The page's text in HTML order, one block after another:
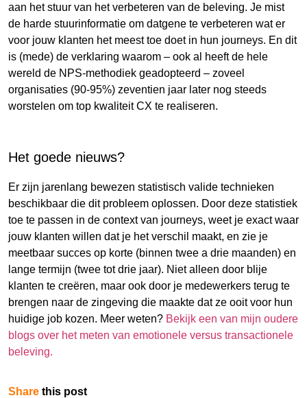
aan het stuur van het verbeteren van de beleving. Je mist
de harde stuurinformatie om datgene te verbeteren wat er
voor jouw klanten het meest toe doet in hun journeys. En dit
is (mede) de verklaring waarom – ook al heeft de hele
wereld de NPS-methodiek geadopteerd – zoveel
organisaties (90-95%) zeventien jaar later nog steeds
worstelen om top kwaliteit CX te realiseren.
Het goede nieuws?
Er zijn jarenlang bewezen statistisch valide technieken
beschikbaar die dit probleem oplossen. Door deze statistiek
toe te passen in de context van journeys, weet je exact waar
jouw klanten willen dat je het verschil maakt, en zie je
meetbaar succes op korte (binnen twee a drie maanden) en
lange termijn (twee tot drie jaar). Niet alleen door blije
klanten te creëren, maar ook door je medewerkers terug te
brengen naar de zingeving die maakte dat ze ooit voor hun
huidige job kozen. Meer weten? Bekijk een van mijn oudere
blogs over het meten van emotionele versus transactionele
beleving.
Share this post